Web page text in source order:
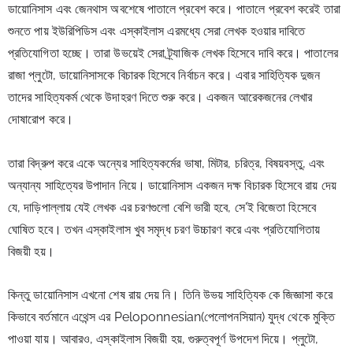
ডায়োনিসাস এবং জেনথাস অবশেষে পাতালে প্রবেশ করে। পাতালে প্রবেশ করেই তারা
শুনতে পায় ইউরিপিডিস এবং এস্কাইলাস এরমধ্যে সেরা লেখক হওয়ার দাবিতে
প্রতিযোগিতা হচ্ছে। তারা উভয়েই সেরা ট্র্যাজিক লেখক হিসেবে দাবি করে। পাতালের
রাজা প্লুটো, ডায়োনিসাসকে বিচারক হিসেবে নির্বাচন করে। এবার সাহিত্যিক দুজন
তাদের সাহিত্যকর্ম থেকে উদাহরণ দিতে শুরু করে। একজন আরেকজনের লেখার
দোষারোপ করে।
তারা বিদ্রুপ করে একে অন্যের সাহিত্যকর্মের ভাষা, মিটার, চরিত্র, বিষয়বস্তু, এবং
অন্যান্য সাহিত্যের উপাদান নিয়ে। ডায়োনিসাস একজন দক্ষ বিচারক হিসেবে রায় দেয়
যে, দাড়িপাল্লায় যেই লেখক এর চরণগুলো বেশি ভারী হবে, সে'ই বিজেতা হিসেবে
ঘোষিত হবে। তখন এস্কাইলাস খুব সমৃদ্ধ চরণ উচ্চারণ করে এবং প্রতিযোগিতায়
বিজয়ী হয়।
কিন্তু ডায়োনিসাস এখনো শেষ রায় দেয় নি। তিনি উভয় সাহিত্যিক কে জিজ্ঞাসা করে
কিভাবে বর্তমানে এথেন্স এর Peloponnesian(পেলোপনসিয়ান) যুদ্ধ থেকে মুক্তি
পাওয়া যায়। আবারও, এস্কাইলাস বিজয়ী হয়, গুরুত্বপূর্ণ উপদেশ দিয়ে। প্লুটো,